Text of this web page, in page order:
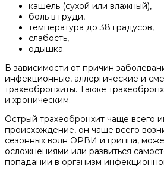
кашель (сухой или влажный),
боль в груди,
температура до 38 градусов,
слабость,
одышка.
В зависимости от причин
инфекционные, аллергические и
трахеобронхиты. Также
и хроническим.
Острый трахеобронхит чаще всего
происхождение, он чаще всего
сезонных волн ОРВИ и гриппа,
осложнениями или развиться
попадании в организм